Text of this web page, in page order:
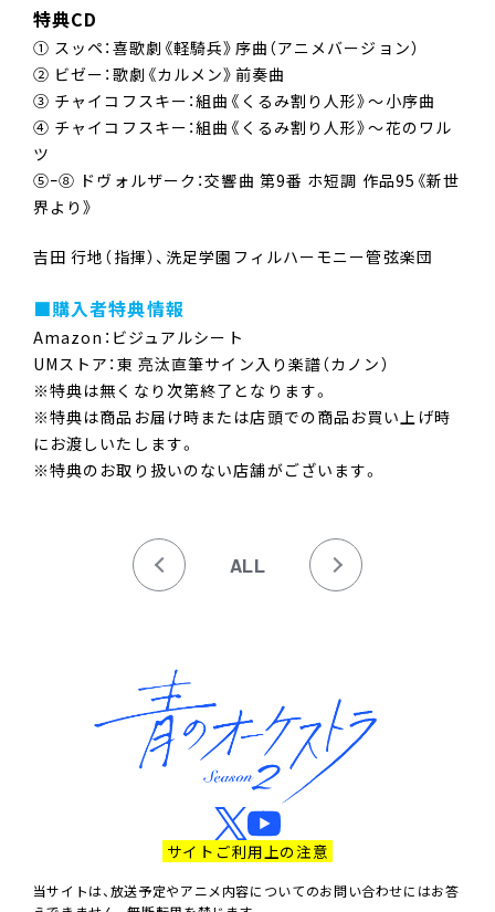
特典CD
➀ スッペ：喜歌劇《軽騎兵》序曲（アニメバージョン）
② ビゼー：歌劇《カルメン》前奏曲
③ チャイコフスキー：組曲《くるみ割り人形》～小序曲
④ チャイコフスキー：組曲《くるみ割り人形》～花のワル
ツ
⑤ｰ⑧ ドヴォルザーク：交響曲 第9番 ホ短調 作品95《新世
界より》
吉田 行地（指揮）、洗足学園フィルハーモニー管弦楽団
■購入者特典情報
Amazon：ビジュアルシート
UMストア：東 亮汰直筆サイン入り楽譜（カノン）
※特典は無くなり次第終了となります。
※特典は商品お届け時または店頭での商品お買い上げ時
にお渡しいたします。
※特典のお取り扱いのない店舗がございます。
ALL
サイトご利用上の注意
当サイトは、放送予定やアニメ内容についてのお問い合わせにはお答